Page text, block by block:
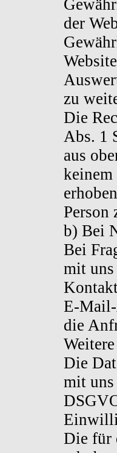
der
zu
Die
Abs. 1
aus
Person
b) Bei
Bei
mit uns
E-
die
Die
mit
Die für